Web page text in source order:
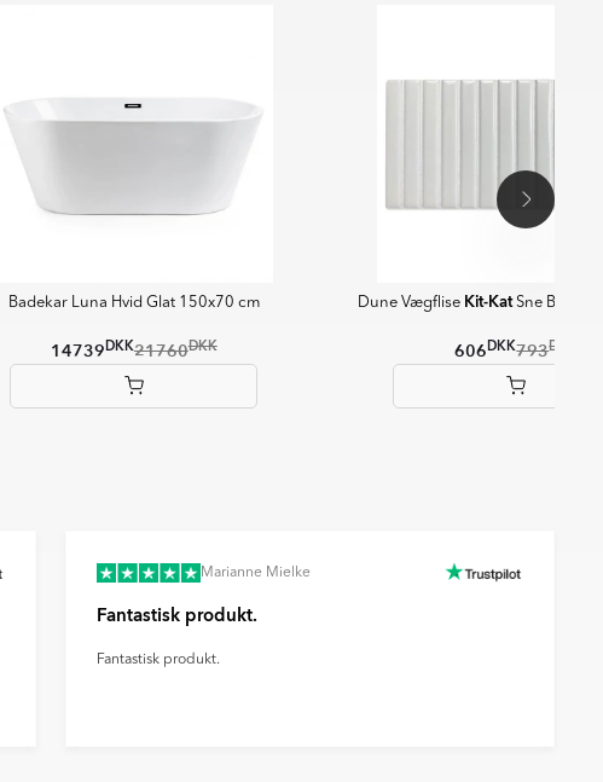
Badekar Luna Hvid Glat 150x70 cm
14739DKK21760DKK
Dune Vægflise Kit-KatSne Blank
606DKK793DKK
Marianne Mielke
Fantastisk produkt.
Fantastisk produkt.